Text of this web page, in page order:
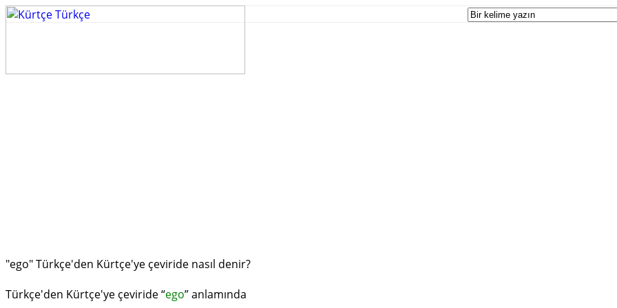
"ego" Türkçe'den Kürtçe'ye çeviride nasıl denir?
Türkçe'den Kürtçe'ye çeviride “ego” anlamında